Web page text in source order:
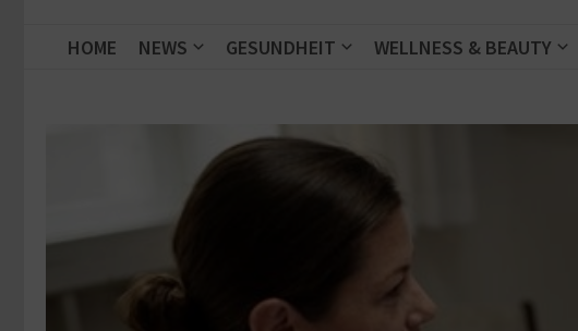
HOME NEWS GESUNDHEIT WELLNESS & BEAUTY